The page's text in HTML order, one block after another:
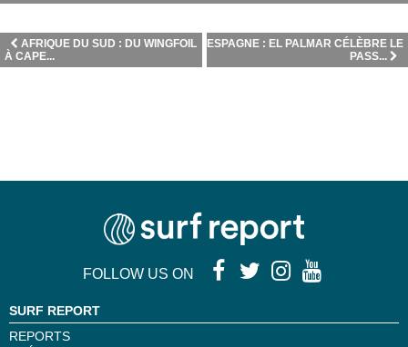
ESPAGNE : EL PALMAR CÉLÈBRE LE
PASS...
AFRIQUE DU SUD : DU WINGFOIL
À CAPE...
FOLLOW US ON
SURF REPORT
REPORTS